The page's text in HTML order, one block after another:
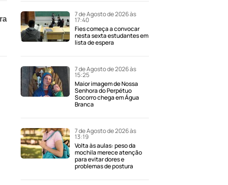
7 de Agosto de 2026 às
17:40
Fies começa a convocar
nesta sexta estudantes em
lista de espera
7 de Agosto de 2026 às
15:25
Maior imagem de Nossa
Senhora do Perpétuo
Socorro chega em Água
Branca
7 de Agosto de 2026 às
13:19
Volta às aulas: peso da
mochila merece atenção
para evitar dores e
problemas de postura